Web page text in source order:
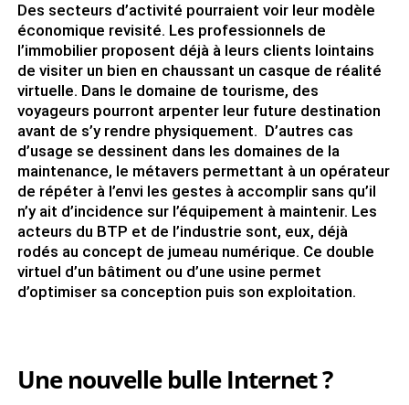
Des secteurs d’activité pourraient voir leur modèle
économique revisité. Les professionnels de
l’immobilier proposent déjà à leurs clients lointains
de visiter un bien en chaussant un casque de réalité
virtuelle. Dans le domaine de tourisme, des
voyageurs pourront arpenter leur future destination
avant de s’y rendre physiquement. D’autres cas
d’usage se dessinent dans les domaines de la
maintenance, le métavers permettant à un opérateur
de répéter à l’envi les gestes à accomplir sans qu’il
n’y ait d’incidence sur l’équipement à maintenir. Les
acteurs du BTP et de l’industrie sont, eux, déjà
rodés au concept de jumeau numérique. Ce double
virtuel d’un bâtiment ou d’une usine permet
d’optimiser sa conception puis son exploitation.
Une nouvelle bulle Internet ?